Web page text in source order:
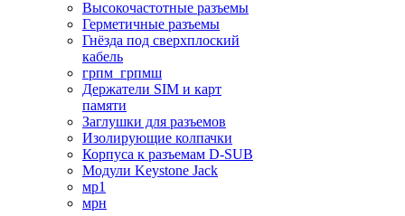
Высокочастотные разъемы
Герметичные разъемы
Гнёзда под сверхплоский
кабель
грпм_грпмш
Держатели SIM и карт
памяти
Заглушки для разъемов
Изолирующие колпачки
Корпуса к разъемам D-SUB
Модули Keystone Jack
мр1
мрн